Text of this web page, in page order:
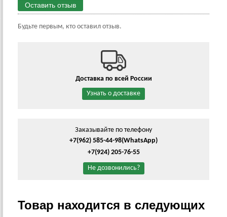
Оставить отзыв
Будьте первым, кто оставил отзыв.
Доставка по всей России
Узнать о доставке
Заказывайте по телефону
+7(962) 585-44-98(WhatsApp)
+7(924) 205-76-55
Не дозвонились?
Товар находится в следующих